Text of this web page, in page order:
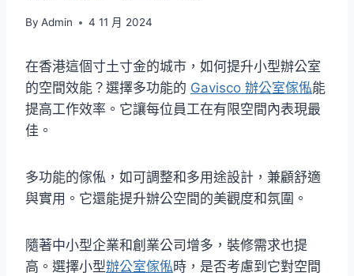
By Admin 4 11 月 2024
在香港這個寸土寸金的城市，如何提升小型辦公室
的空間效能？選擇多功能的 Gavisco 辦公室傢俬能
提高工作效率。它讓每位員工在有限空間內表現最
佳。
多功能的傢俬，如可調整和多用途設計，兼顧舒適
與實用。它還能提升辦公空間的美觀度和氛圍。
隨著中小型企業和創業公司增多，裝修需求也提
高。選擇小型辦公室傢俬時，是否考慮到它對空間